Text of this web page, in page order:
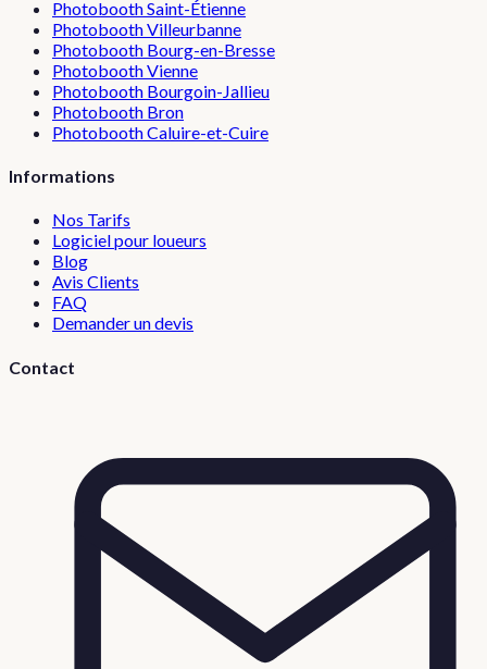
PhotoboothSaint-Étienne
PhotoboothVilleurbanne
Photobooth Bourg-en-Bresse
PhotoboothVienne
Photobooth Bourgoin-Jallieu
Photobooth Bron
PhotoboothCaluire-et-Cuire
Informations
Nos Tarifs
Logiciel pour loueurs
Blog
Avis Clients
FAQ
Demander un devis
Contact